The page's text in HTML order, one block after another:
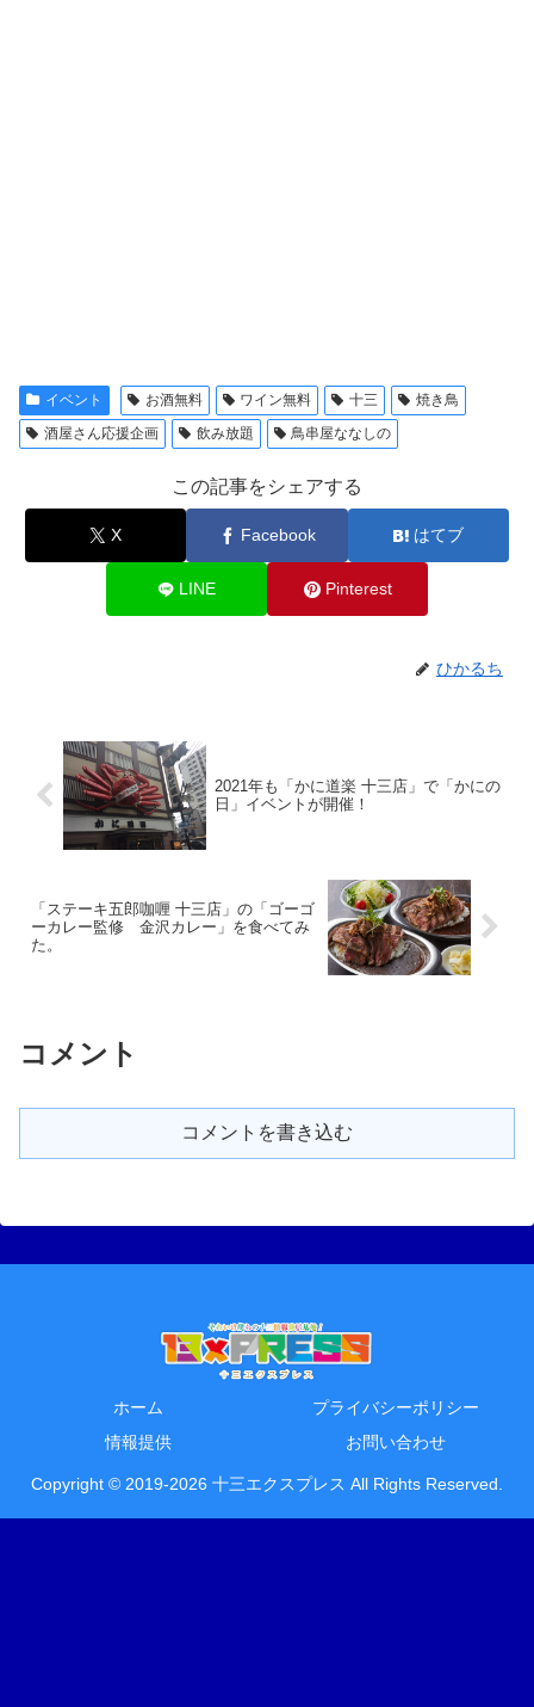
イベント お酒無料 ワイン無料 十三
焼き鳥
酒屋さん応援企画
飲み放題 鳥串屋ななしの
この記事をシェアする
X Facebook はてブ
LINE Pinterest
ひかるち
2021年も「かに道楽 十三店」で「かにの
日」イベントが開催！
「ステーキ五郎咖喱 十三店」の「ゴーゴ
ーカレー監修 金沢カレー」を食べてみ
た。
コメント
コメントを書き込む
ホーム
プライバシーポリシー
情報提供
お問い合わせ
Copyright © 2019-2026 十三エクスプレス All Rights Reserved.